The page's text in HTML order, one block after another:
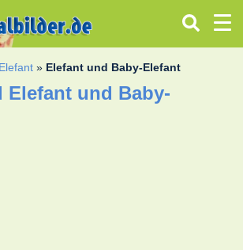
Elefant » Elefant und Baby-Elefant
Elefant und Baby-